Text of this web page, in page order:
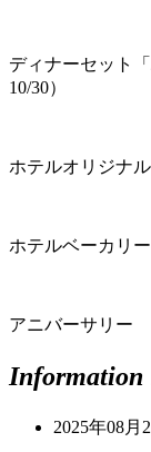
ディナーセット
10/30）
ホテルオリジナ
ホテルベーカリ
アニバーサリー
Information
2025年08月